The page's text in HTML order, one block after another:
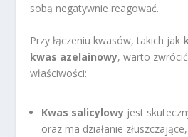
sobą negatywnie reagować.
Przy łączeniu kwasów, takich jak
kwas azelainowy, warto
właściwości:
Kwas salicylowy jest
oraz ma działanie